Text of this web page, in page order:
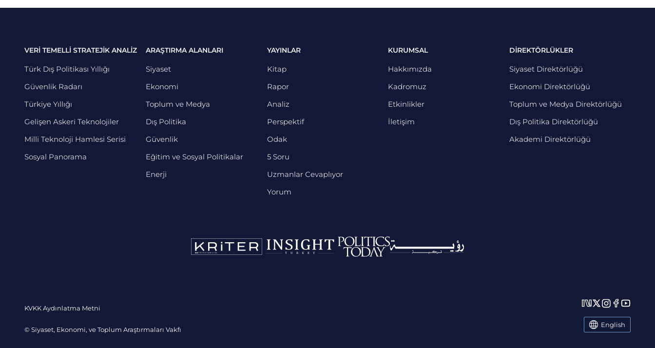
VERİ TEMELLİ STRATEJİK ANALİZ
Türk Dış Politikası Yıllığı
Güvenlik Radarı
Türkiye Yıllığı
Gelişen Askeri Teknolojiler
Milli Teknoloji Hamlesi Serisi
Sosyal Panorama
ARAŞTIRMA ALANLARI
Siyaset
Ekonomi
Toplum ve Medya
Dış Politika
Güvenlik
Eğitim ve Sosyal Politikalar
Enerji
YAYINLAR
Kitap
Rapor
Analiz
Perspektif
Odak
5 Soru
Uzmanlar Cevaplıyor
Yorum
KURUMSAL
Hakkımızda
Kadromuz
Etkinlikler
İletişim
DİREKTÖRLÜKLER
Siyaset Direktörlüğü
Ekonomi Direktörlüğü
Toplum ve Medya Direktörlüğü
Dış Politika Direktörlüğü
Akademi Direktörlüğü
KVKK Aydınlatma Metni
© Siyaset, Ekonomi, ve Toplum Araştırmaları Vakfı
English